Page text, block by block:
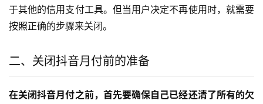
于其他的信用支付工具。但当用户决定不再使用时，就需要
按照正确的步骤来关闭。
二、关闭抖音月付前的准备
在关闭抖音月付之前，首先要确保自己已经还清了所有的欠